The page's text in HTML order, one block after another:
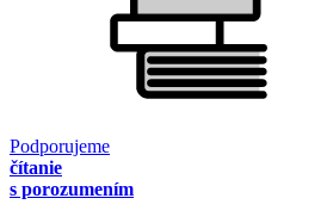
Podporujeme
čítanie
s porozumením